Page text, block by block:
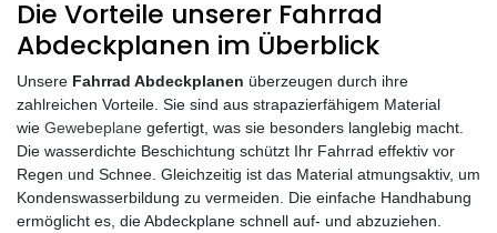
Die Vorteile unserer Fahrrad
Abdeckplanen im Überblick
Unsere Fahrrad Abdeckplanen überzeugen durch ihre
zahlreichen Vorteile. Sie sind aus strapazierfähigem Material
wie Gewebeplane gefertigt, was sie besonders langlebig macht.
Die wasserdichte Beschichtung schützt Ihr Fahrrad effektiv vor
Regen und Schnee. Gleichzeitig ist das Material atmungsaktiv, um
Kondenswasserbildung zu vermeiden. Die einfache Handhabung
ermöglicht es, die Abdeckplane schnell auf- und abzuziehen.